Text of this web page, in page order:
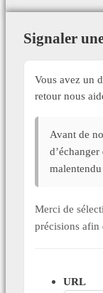
Signaler
Vous avez un
retour nous
Avant de
Merci de
précisions afin
URL